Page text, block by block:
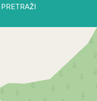
PRETRAŽI